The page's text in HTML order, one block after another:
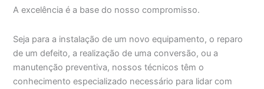
A excelência é a base do nosso compromisso.
Seja para a instalação de um novo equipamento, o reparo
de um defeito, a realização de uma conversão, ou a
manutenção preventiva, nossos técnicos têm o
conhecimento especializado necessário para lidar com